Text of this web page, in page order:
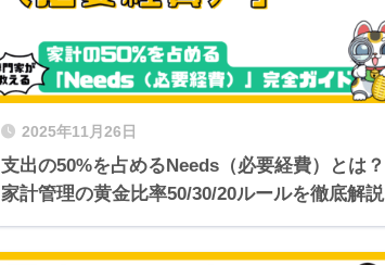
2025年11月26日
支出の50%を占めるNeeds（必要経費）とは？
家計管理の黄金比率50/30/20ルールを徹底解説